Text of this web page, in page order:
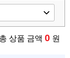
총 상품 금액 0 원